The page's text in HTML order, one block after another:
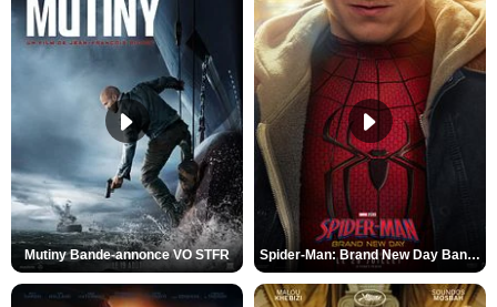
Mutiny Bande-annonce VO STFR Spider-Man: Brand New Day Bande-annonce VO STFR